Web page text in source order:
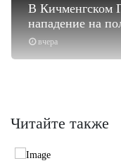
вчера
В Кичменгском
нападение на
Читайте также